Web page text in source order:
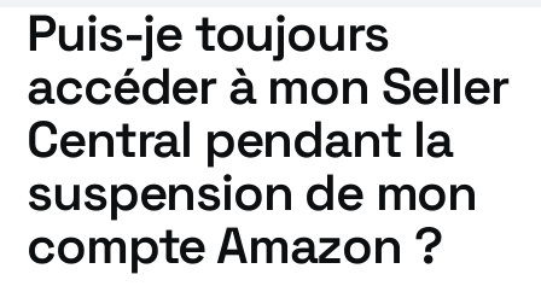
Puis-je toujours
accéder à mon Seller
Central pendant la
suspension de mon
compte Amazon ?